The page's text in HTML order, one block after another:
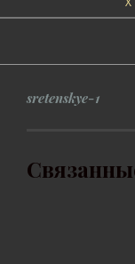
sretenskye-1